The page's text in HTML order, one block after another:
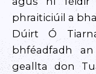
phraiticiúil a
Dúirt Ó
bhféadfadh
geallta don